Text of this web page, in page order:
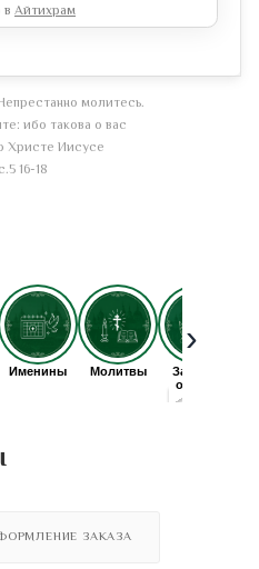
Айтихрам
молитесь.
ибо такова о вас
Христе Иисусе
16-18
ЗАКАЗА